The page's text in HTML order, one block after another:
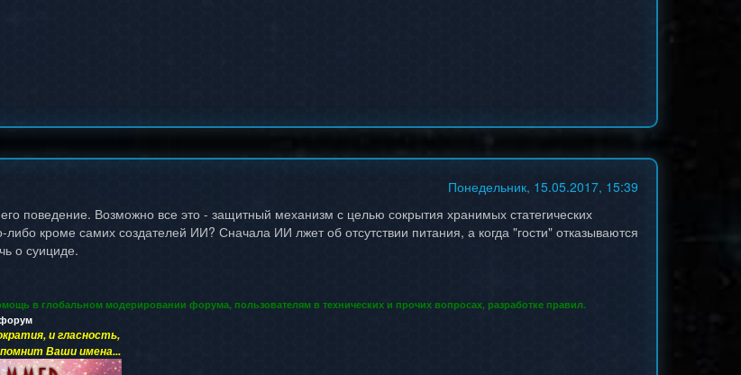
Понедельник, 15.05.2017, 15:39
поведение. Возможно все это - защитный механизм с целью сокрытия хранимых статегических
либо кроме самих создателей ИИ? Сначала ИИ лжет об отсутствии питания, а когда "гости" отказываются
о суициде.
в глобальном модерировании форума, пользователям в технических и прочих вопросах, разработке правил.
и гласность,
Ваши имена...